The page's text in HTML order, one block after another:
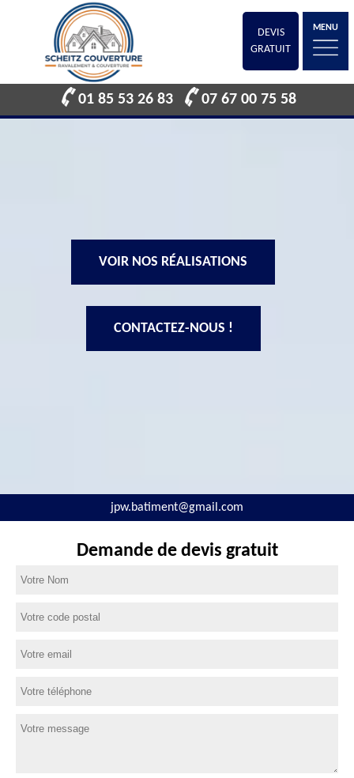
DEVIS
GRATUIT
MENU
01 85 53 26 83 07 67 00 75 58
VOIR NOS RÉALISATIONS
CONTACTEZ-NOUS !
jpw.batiment@gmail.com
Demande de devis gratuit